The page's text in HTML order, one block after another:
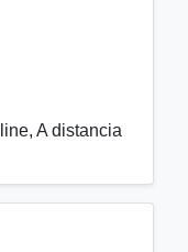
A distancia